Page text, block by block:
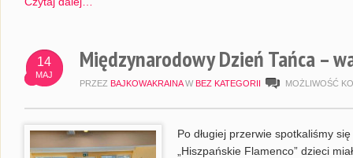
14
MAJ
Międzynarodowy Dzień Tańca –
PRZEZ BAJKOWAKRAINA W BEZ KATEGORII MOŻLIWOŚĆ
Po długiej przerwie spotkaliśmy
„Hiszpańskie Flamenco” dzieci